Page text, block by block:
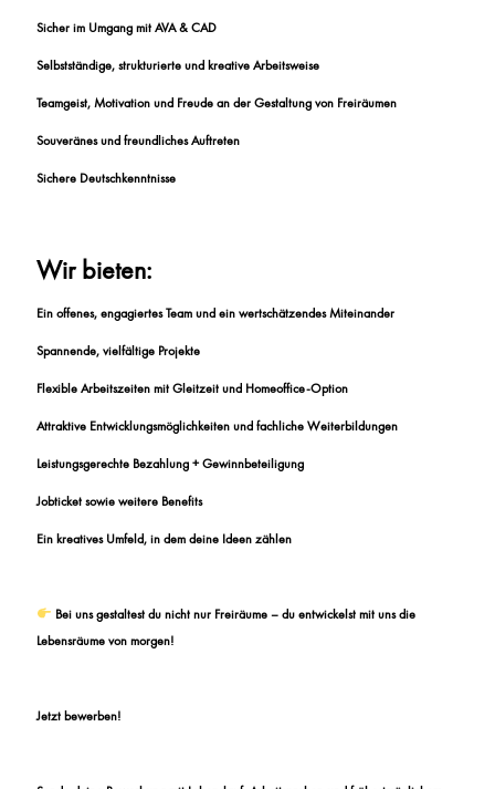
Sicher im Umgang mit AVA & CAD
Selbstständige, strukturierte und kreative Arbeitsweise
Teamgeist, Motivation und Freude an der Gestaltung von Freiräumen
Souveränes und freundliches Auftreten
Sichere Deutschkenntnisse
Wir bieten:
Ein offenes, engagiertes Team und ein wertschätzendes Miteinander
Spannende, vielfältige Projekte
Flexible Arbeitszeiten mit Gleitzeit und Homeoffice-Option
Attraktive Entwicklungsmöglichkeiten und fachliche Weiterbildungen
Leistungsgerechte Bezahlung + Gewinnbeteiligung
Jobticket sowie weitere Benefits
Ein kreatives Umfeld, in dem deine Ideen zählen
Bei uns gestaltest du nicht nur Freiräume – du entwickelst mit uns die
Lebensräume von morgen!
Jetzt bewerben!